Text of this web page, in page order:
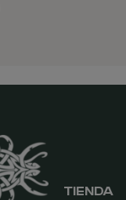
TIENDA